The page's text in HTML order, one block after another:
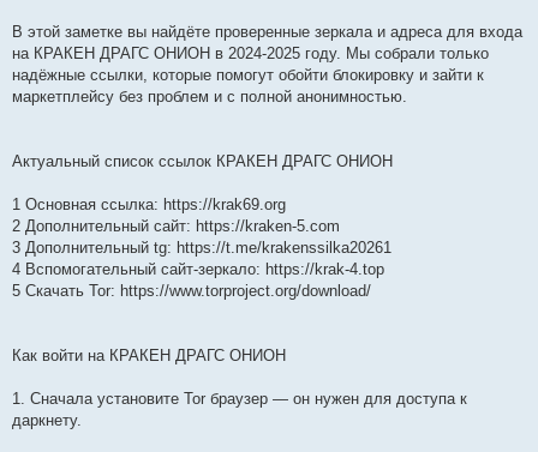
g
В этой заметке вы найдёте проверенные зеркала и адреса для входа
на КРАКЕН ДРАГС ОНИОН в 2024-2025 году. Мы собрали только
надёжные ссылки, которые помогут обойти блокировку и зайти к
маркетплейсу без проблем и с полной анонимностью.
Актуальный список ссылок КРАКЕН ДРАГС ОНИОН
1 Основная ссылка: https://krak69.org
2 Дополнительный сайт: https://kraken-5.com
3 Дополнительный tg: https://t.me/krakenssilka20261
4 Вспомогательный сайт-зеркало: https://krak-4.top
5 Скачать Tor: https://www.torproject.org/download/
Как войти на КРАКЕН ДРАГС ОНИОН
1. Сначала установите Tor браузер — он нужен для доступа к
даркнету.